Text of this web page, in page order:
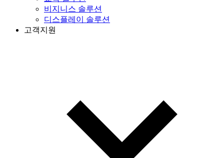
비지니스 솔루션
디스플레이 솔루션
고객지원